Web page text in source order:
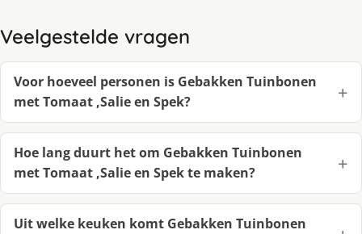
Veelgestelde vragen
Voor hoeveel personen is Gebakken Tuinbonen
met Tomaat ,Salie en Spek?
Hoe lang duurt het om Gebakken Tuinbonen
met Tomaat ,Salie en Spek te maken?
Uit welke keuken komt Gebakken Tuinbonen